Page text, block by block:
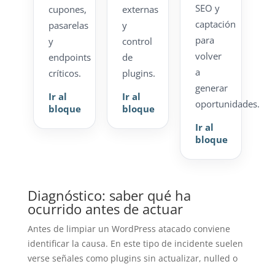
cupones,
pasarelas
y
endpoints
críticos.
Ir al
bloque
externas
y
control
de
plugins.
Ir al
bloque
SEO y
captación
para
volver
a
generar
oportunidades.
Ir al
bloque
Diagnóstico: saber qué ha
ocurrido antes de actuar
Antes de limpiar un WordPress atacado conviene
identificar la causa. En este tipo de incidente suelen
verse señales como plugins sin actualizar, nulled o